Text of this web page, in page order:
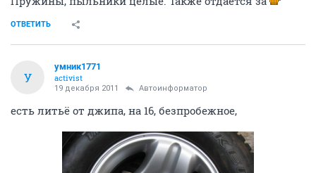
ОТВЕТИТЬ
У
умник1771
activist
19 декабря 2011 Автоинформатор
есть литьё от джипа, на 16, безпробежное,